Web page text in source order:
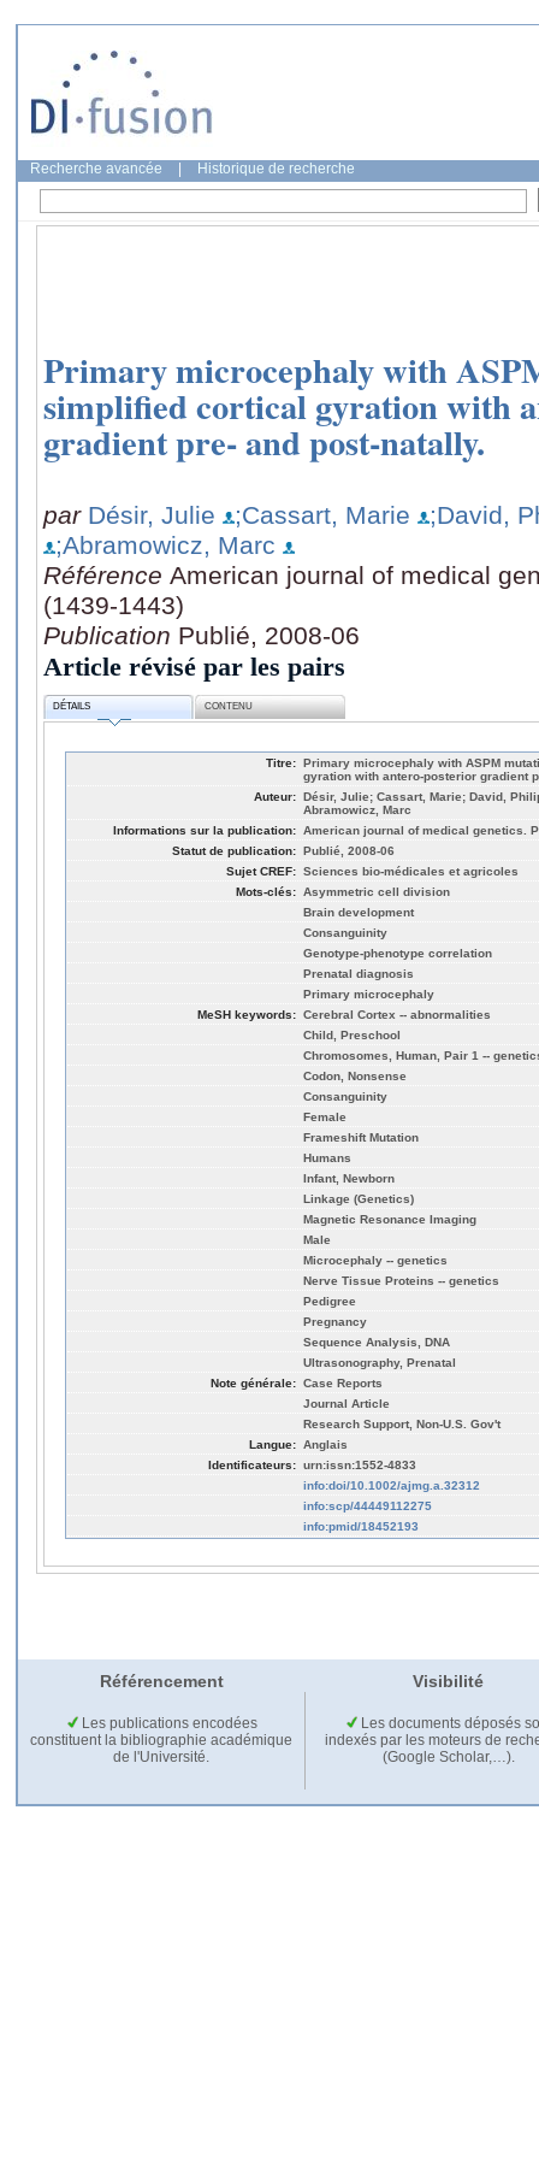
Recherche avancée Historique de recherche
Primary microcephaly with
simplified cortical gyration with
gradient pre- and post-natally.
par Désir, Julie ;Cassart, Marie
;David,
;Abramowicz, Marc
Référence American journal of medical
(1439-1443)
Publication Publié, 2008-06
Article révisé par les pairs
DÉTAILS CONTENU
Titre: Primary microcephaly with ASPM
gyration with antero-posterior gradient
Auteur: Désir, Julie; Cassart, Marie; David,
Abramowicz, Marc
Informations sur la publication: American journal of medical genetics.
Statut de publication: Publié, 2008-06
Sujet CREF: Sciences bio-médicales et agricoles
Mots-clés: Asymmetric cell division
Brain development
Consanguinity
Genotype-phenotype correlation
Prenatal diagnosis
Primary microcephaly
MeSH keywords: Cerebral Cortex -- abnormalities
Child, Preschool
Chromosomes, Human, Pair 1 --
Codon, Nonsense
Consanguinity
Female
Frameshift Mutation
Humans
Infant, Newborn
Linkage (Genetics)
Magnetic Resonance Imaging
Male
Microcephaly -- genetics
Nerve Tissue Proteins -- genetics
Pedigree
Pregnancy
Sequence Analysis, DNA
Ultrasonography, Prenatal
Note générale: Case Reports
Journal Article
Research Support, Non-U.S. Gov't
Langue: Anglais
Identificateurs: urn:issn:1552-4833
info:doi/10.1002/ajmg.a.32312
info:scp/44449112275
info:pmid/18452193
Référencement Visibilité
Les publications encodées
constituent la bibliographie académique
de l'Université.
Les documents déposés
indexés par les moteurs de
(Google Scholar,…).